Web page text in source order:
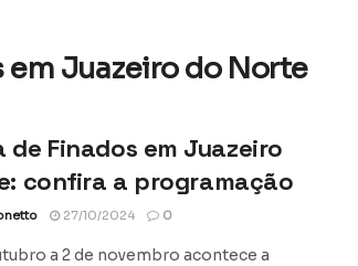
em Juazeiro do Norte
de Finados em Juazeiro
confira a programação
27/10/2024 0
a 2 de novembro acontece a